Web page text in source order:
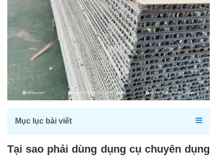
Mục lục bài viết
Tại sao phải dùng dụng cụ chuyên dụng